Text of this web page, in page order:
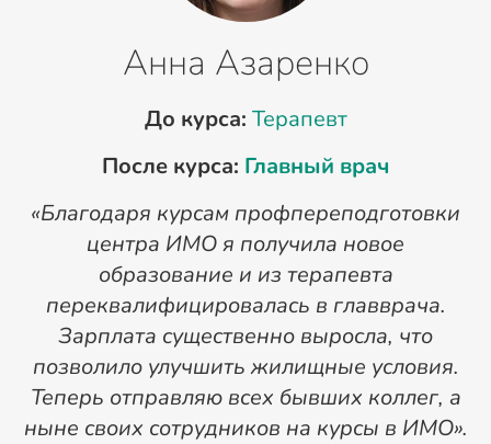
Анна Азаренко
До курса: Терапевт
После курса: Главный врач
«Благодаря курсам профпереподготовки
центра ИМО я получила новое
образование и из терапевта
переквалифицировалась в главврача.
Зарплата существенно выросла, что
позволило улучшить жилищные условия.
Теперь отправляю всех бывших коллег, а
ныне своих сотрудников на курсы в ИМО».